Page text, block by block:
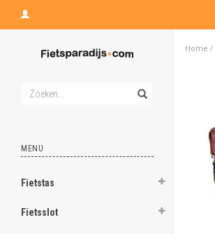
MENU
Fietstas
Fietsslot
Home /